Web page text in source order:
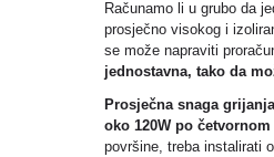
Računamo li u grubo da
prosječno visokog i
se može napraviti
jednostavna, tako da
Prosječna snaga
oko 120W po
površine, treba instalirati